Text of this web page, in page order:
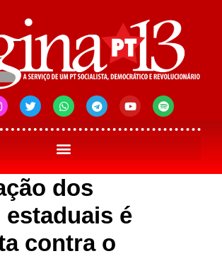
dos
estaduais é
contra o